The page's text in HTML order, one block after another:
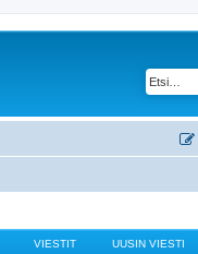
VIESTIT UUSIN VIESTI